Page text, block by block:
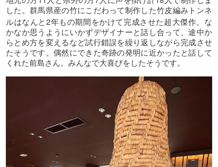
した。群馬県産の竹にこだわって制作した竹皮編みトンネ
ルはなんと 2年もの期間をかけて完成させた超大傑作。な
かなか思うようにいかずデザイナーと話し合って、途中か
らとめ方を変えるなど試行錯誤を繰り返しながら完成させ
たそうです。偶然にできた奇跡の発明に近かったと話して
くれた前島さん。みんなで大喜びをしたそうです。